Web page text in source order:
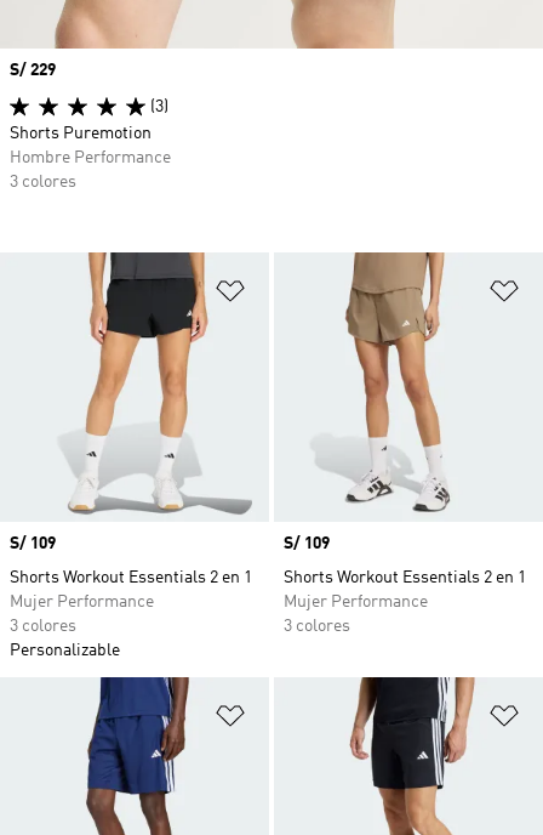
Añadir a la lista de deseos
Precio
S/ 109
Shorts Workout Essentials 2 en 1
Mujer Performance
3 colores
Personalizable
Precio
S/ 109
Shorts Workout Essentials 2 en 1
Mujer Performance
3 colores
Añadir a la lista de deseos
Precio
S/ 229
(3)
Shorts Puremotion
Hombre Performance
3 colores